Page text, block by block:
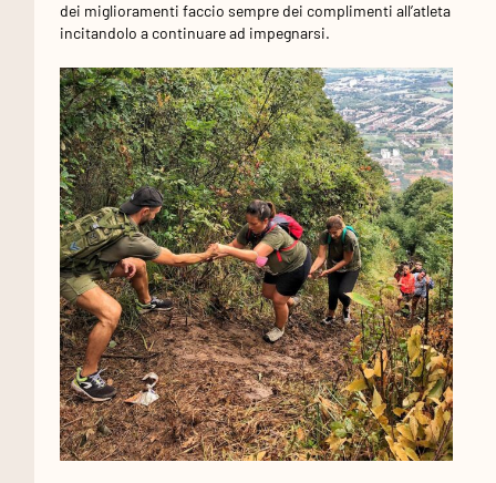
dei miglioramenti faccio sempre dei complimenti all’atleta
incitandolo a continuare ad impegnarsi.